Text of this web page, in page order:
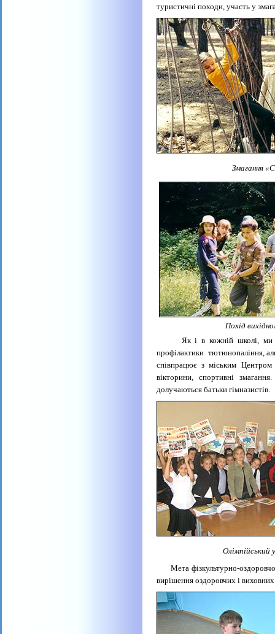
туристичні походи, участь у
Змагання «Спритний
Похід
Як і в кожній школі, ми
профілактики тютюнопаління,
співпрацює з міським Центром
вікторини, спортивні
долучаються батьки гімназистів.
Олімпійський урок
Мета фізкультурно-
вирішення оздоровчих і виховних